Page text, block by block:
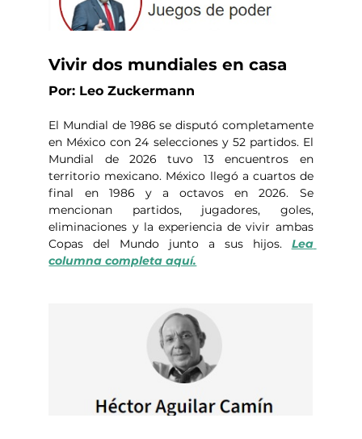
Vivir dos mundiales en casa
Por: Leo Zuckermann
El Mundial de 1986 se disputó completamente
en México con 24 selecciones y 52 partidos. El
Mundial de 2026 tuvo 13 encuentros en
territorio mexicano. México llegó a cuartos de
final en 1986 y a octavos en 2026. Se
mencionan partidos, jugadores, goles,
eliminaciones y la experiencia de vivir ambas
Copas del Mundo junto a sus hijos. Lea
columna completa aquí.